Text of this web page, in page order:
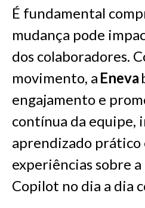
É fundamental
mudança pode
dos colaboradores.
movimento, a Eneva
engajamento e
contínua da equipe,
aprendizado prático
experiências sobre
Copilot no dia a dia